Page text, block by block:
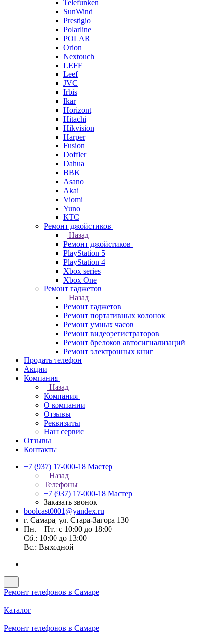
Telefunken
SunWind
Prestigio
Polarline
POLAR
Orion
Nextouch
LEFF
Leef
JVC
Irbis
Ikar
Horizont
Hitachi
Hikvision
Harper
Fusion
Doffler
Dahua
BBK
Asano
Akai
Viomi
Yuno
КТС
Ремонт джойстиков
Назад
Ремонт джойстиков
PlayStation 5
PlayStation 4
Xbox series
Xbox One
Ремонт гаджетов
Назад
Ремонт гаджетов
Ремонт портативных колонок
Ремонт умных часов
Ремонт видеорегистраторов
Ремонт брелоков автосигнализаций
Ремонт электронных книг
Продать телефон
Акции
Компания
Назад
Компания
О компании
Отзывы
Реквизиты
Наш сервис
Отзывы
Контакты
+7 (937) 17-000-18 Мастер
Назад
Телефоны
+7 (937) 17-000-18 Мастер
Заказать звонок
boolcast0001@yandex.ru
г. Самара, ул. Стара-Загора 130
Пн. – Пт.: с 10:00 до 18:00
Сб.: 10:00 до 13:00
Вс.: Выходной
Ремонт телефонов в Самаре
Каталог
Ремонт телефонов в Самаре